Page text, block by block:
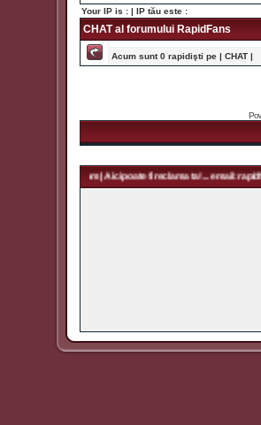
Your IP is : | IP tău este :
CHAT al forumului RapidFans
Acum sunt 0 rapidişti pe | CHAT |
| Aici poate fi reclama ta! ... email: